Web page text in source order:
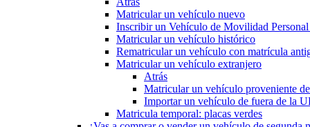
Matricular un vehículo nuevo
Inscribir un Vehículo de Movilidad
Matricular un vehículo histórico
Rematricular un vehículo con matrícula
Matricular un vehículo extranjero
Atrás
Matricular un vehículo proveniente
Importar un vehículo de fuera de la
Matricula temporal: placas verdes